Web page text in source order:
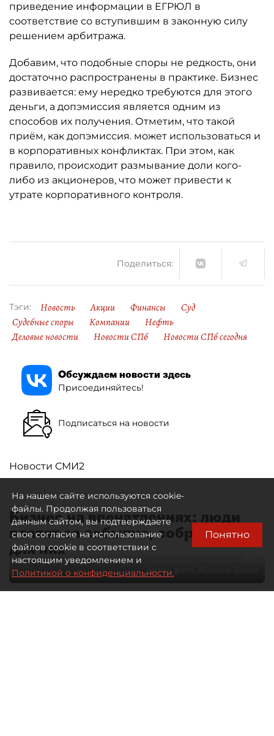
приведение информации в ЕГРЮЛ в
соответствие со вступившим в законную силу
решением арбитража.
Добавим, что подобные споры не редкость, они
достаточно распространены в практике. Бизнес
развивается: ему нередко требуются для этого
деньги, а допэмиссия является одним из
способов их получения. Отметим, что такой
приём, как допэмиссия. может использоваться и
в корпоративных конфликтах. При этом, как
правило, происходит размывание доли кого-
либо из акционеров, что может привести к
утрате корпоративного контроля.
Поделиться:
Тэги: Новость Акции Финансы
Суд
Судебные споры
Компании
Нефть
Деловые новости
Новости СПб Новости СПб сегодня
Обсуждаем новости здесь
Присоединяйтесь!
Подписаться на новости
Новости СМИ2
Бизнес на впечатлениях: люди
платят за событие, собранное
для них
Автор фото:
На нашем сайте используются cookie-
файлы. Продолжая пользоваться
данным сайтом, вы подтверждаете
свое согласие на использование
файлов cookie в соответствии с
настоящим уведомлением и
Политикой о конфиденциальности.
Понятно